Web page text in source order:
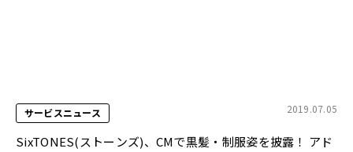
サービスニュース 2019.07.05
SixTONES(ストーンズ)、CMで黒髪・制服姿を披露！ アド